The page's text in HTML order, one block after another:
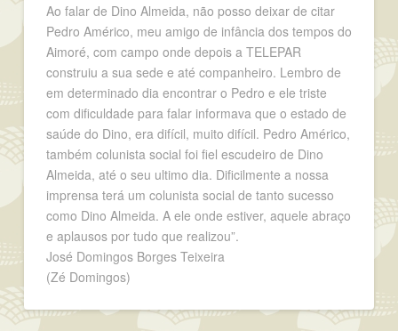
Ao falar de Dino Almeida, não posso deixar de citar
Pedro Américo, meu amigo de infância dos tempos do
Aimoré, com campo onde depois a TELEPAR
construiu a sua sede e até companheiro. Lembro de
em determinado dia encontrar o Pedro e ele triste
com dificuldade para falar informava que o estado de
saúde do Dino, era difícil, muito difícil. Pedro Américo,
também colunista social foi fiel escudeiro de Dino
Almeida, até o seu ultimo dia. Dificilmente a nossa
imprensa terá um colunista social de tanto sucesso
como Dino Almeida. A ele onde estiver, aquele abraço
e aplausos por tudo que realizou”.
José Domingos Borges Teixeira
(Zé Domingos)